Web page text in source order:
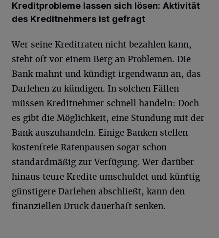
Kreditprobleme lassen sich lösen: Aktivität
des Kreditnehmers ist gefragt
Wer seine Kreditraten nicht bezahlen kann,
steht oft vor einem Berg an Problemen. Die
Bank mahnt und kündigt irgendwann an, das
Darlehen zu kündigen. In solchen Fällen
müssen Kreditnehmer schnell handeln: Doch
es gibt die Möglichkeit, eine Stundung mit der
Bank auszuhandeln. Einige Banken stellen
kostenfreie Ratenpausen sogar schon
standardmäßig zur Verfügung. Wer darüber
hinaus teure Kredite umschuldet und künftig
günstigere Darlehen abschließt, kann den
finanziellen Druck dauerhaft senken.